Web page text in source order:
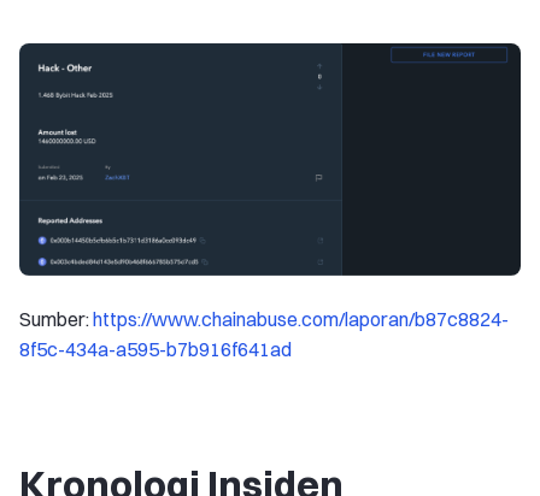
Sumber:https://www.chainabuse.com/laporan/b87c8824-
8f5c-434a-a595-b7b916f641ad
Kronologi Insiden